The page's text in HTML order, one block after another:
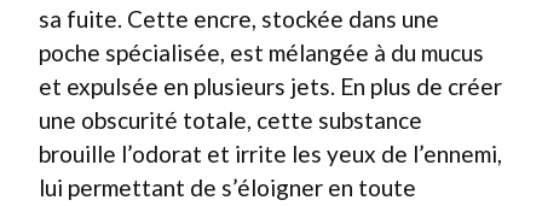
sa fuite. Cette encre, stockée dans une
poche spécialisée, est mélangée à du mucus
et expulsée en plusieurs jets. En plus de créer
une obscurité totale, cette substance
brouille l’odorat et irrite les yeux de l’ennemi,
lui permettant de s’éloigner en toute